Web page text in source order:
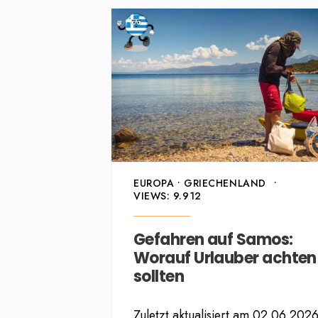
EUROPA • GRIECHENLAND
•
VIEWS: 9.912
Gefahren auf Samos:
Worauf Urlauber achten
sollten